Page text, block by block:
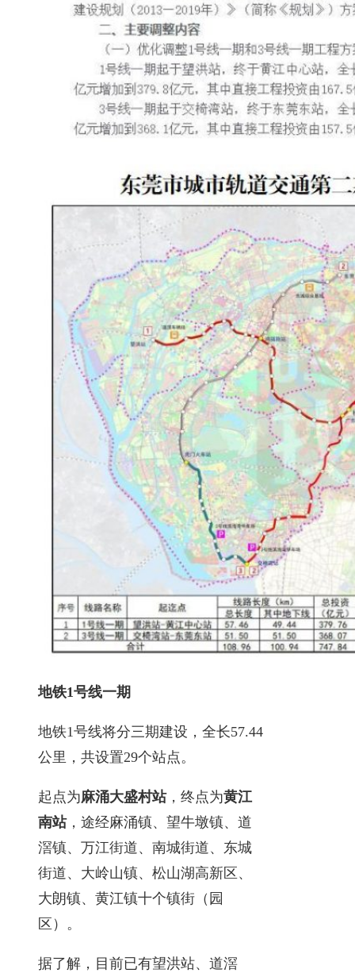
地铁1号线一期
地铁1号线将分三期建设，全长57.44
公里，共设置29个站点。
起点为麻涌大盛村站，终点为黄江
南站，途经麻涌镇、望牛墩镇、道
滘镇、万江街道、南城街道、东城
街道、大岭山镇、松山湖高新区、
大朗镇、黄江镇十个镇街（园
区）。
据了解，目前已有望洪站、道滘